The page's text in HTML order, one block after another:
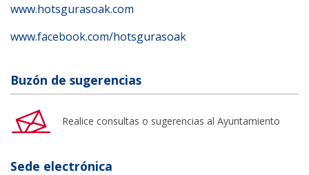
www.hotsgurasoak.com
www.facebook.com/hotsgurasoak
Buzón de sugerencias
Realice consultas o sugerencias al Ayuntamiento
Sede electrónica